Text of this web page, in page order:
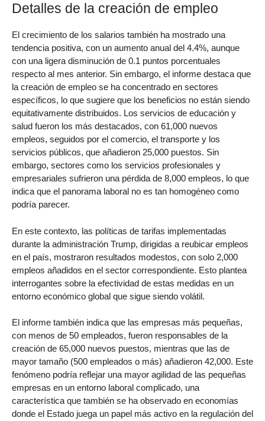
Detalles de la creación de empleo
El crecimiento de los salarios también ha mostrado una
tendencia positiva, con un aumento anual del 4.4%, aunque
con una ligera disminución de 0.1 puntos porcentuales
respecto al mes anterior. Sin embargo, el informe destaca que
la creación de empleo se ha concentrado en sectores
específicos, lo que sugiere que los beneficios no están siendo
equitativamente distribuidos. Los servicios de educación y
salud fueron los más destacados, con 61,000 nuevos
empleos, seguidos por el comercio, el transporte y los
servicios públicos, que añadieron 25,000 puestos. Sin
embargo, sectores como los servicios profesionales y
empresariales sufrieron una pérdida de 8,000 empleos, lo que
indica que el panorama laboral no es tan homogéneo como
podría parecer.
En este contexto, las políticas de tarifas implementadas
durante la administración Trump, dirigidas a reubicar empleos
en el país, mostraron resultados modestos, con solo 2,000
empleos añadidos en el sector correspondiente. Esto plantea
interrogantes sobre la efectividad de estas medidas en un
entorno económico global que sigue siendo volátil.
El informe también indica que las empresas más pequeñas,
con menos de 50 empleados, fueron responsables de la
creación de 65,000 nuevos puestos, mientras que las de
mayor tamaño (500 empleados o más) añadieron 42,000. Este
fenómeno podría reflejar una mayor agilidad de las pequeñas
empresas en un entorno laboral complicado, una
característica que también se ha observado en economías
donde el Estado juega un papel más activo en la regulación del